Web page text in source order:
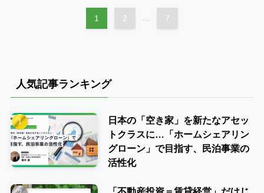
1 2 ... 7
人気記事ランキング
日本の「空き家」を新たなアセッ
トクラスに…「ホームシェアリン
グローン」で目指す、民泊事業の
活性化